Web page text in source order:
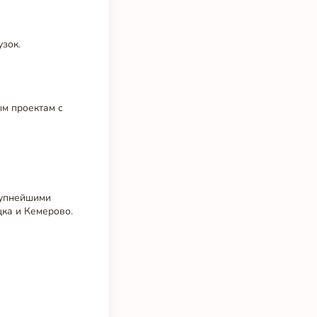
проектам с
и Кемерово.